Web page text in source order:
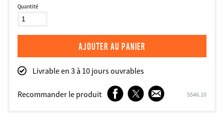
Quantité
Livrable en 3 à 10 jours ouvrables
Recommander le produit FacebookTwitterE-
mail
SKU
5546.10